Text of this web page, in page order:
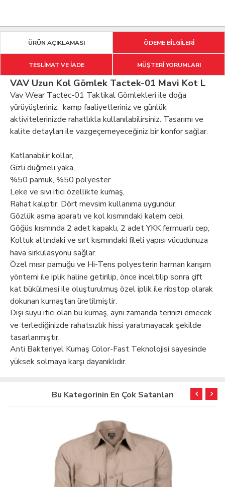
ÜRÜN AÇIKLAMASI ÖDEME BİLGİLERİ
TESLİMAT VE İADE MÜŞTERİ YORUMLARI
VAV Uzun Kol Gömlek Tactek-01 Mavi Kot L
Vav Wear Tactec-01 Taktikal Gömlekleri ile doğa
yürüyüşleriniz, kamp faaliyetleriniz ve günlük
aktivitelerinizde rahatlıkla kullanılabilirsiniz. Tasarımı ve
kalite detayları ile vazgeçemeyeceğiniz bir konfor sağlar.
Katlanabilir kollar,
Gizli düğmeli yaka,
%50 pamuk, %50 polyester
Leke ve sıvı itici özellikte kumaş,
Rahat kalıptır. Dört mevsim kullanıma uygundur.
Gözlük asma aparatı ve kol kısmındaki kalem cebi,
Göğüs kısmında 2 adet kapaklı, 2 adet YKK fermuarlı cep,
Koltuk altındaki ve sırt kısmındaki fileli yapısı vücudunuza
hava sirkülasyonu sağlar.
Özel mısır pamuğu ve Hi-Tens polyesterin harman karışım
yöntemi ile iplik haline getirilip, önce inceltilip sonra çift
kat bükülmesi ile oluşturulmuş özel iplik ile ribstop olarak
dokunan kumaştan üretilmiştir.
Dışı suyu itici olan bu kumaş, aynı zamanda terinizi emecek
ve terlediğinizde rahatsızlık hissi yaratmayacak şekilde
tasarlanmıştır.
Anti Bakteriyel Kumaş Color-Fast Teknolojisi sayesinde
yüksek solmaya karşı dayanıklıdır.
Bu Kategorinin En Çok Satanları